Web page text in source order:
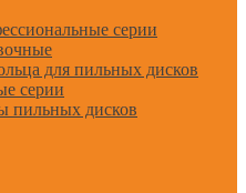
серии
для пильных дисков
серии
пильных дисков